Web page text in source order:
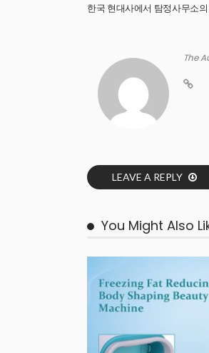
한국 현대사에서 탐정사무소
The
LEAVE A REPLY
You Might Also